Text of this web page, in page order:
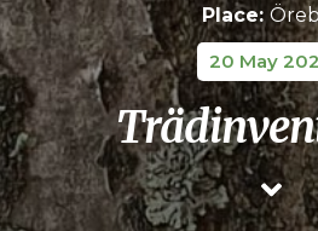
Place:
20 May